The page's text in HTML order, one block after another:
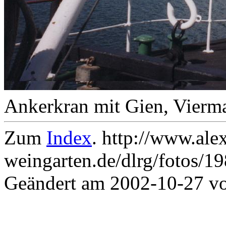
Ankerkran mit Gien,
Zum Index. http://
weingarten.de/dlrg/fotos/
Geändert am 2002-10-27